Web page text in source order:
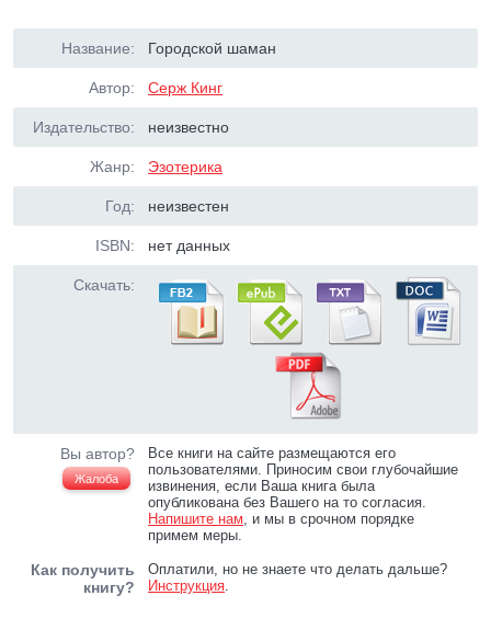
Название: Городской шаман
Автор: Серж Кинг
Издательство: неизвестно
Жанр: Эзотерика
Год: неизвестен
ISBN: нет данных
Скачать:
Вы автор?
Жалоба
Все книги на сайте размещаются его
пользователями. Приносим свои глубочайшие
извинения, если Ваша книга была
опубликована без Вашего на то согласия.
Напишите нам, и мы в срочном порядке
примем меры.
Как получить
книгу?
Оплатили, но не знаете что делать дальше?
Инструкция.